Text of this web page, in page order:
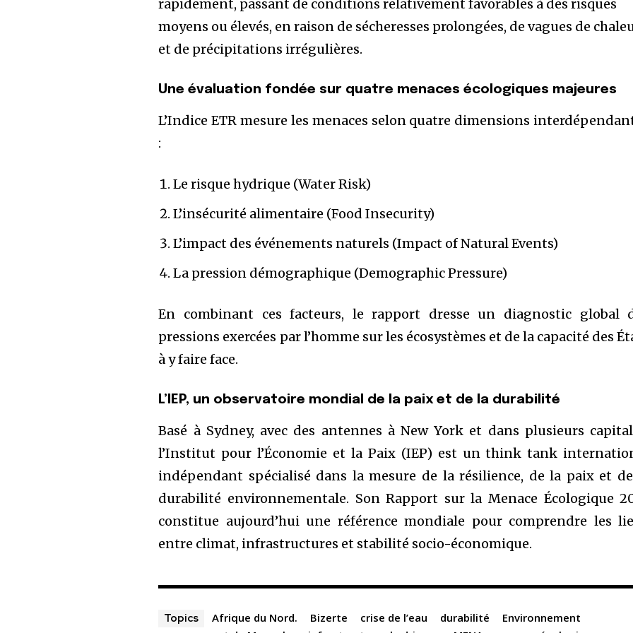
rapidement, passant de conditions relativement favorables à des risques
moyens ou élevés, en raison de sécheresses prolongées, de vagues de
et de précipitations irrégulières.
Une évaluation fondée sur quatre menaces écologiques majeures
L’Indice ETR mesure les menaces selon quatre dimensions
:
Le risque hydrique (Water Risk)
L’insécurité alimentaire (Food Insecurity)
L’impact des événements naturels (Impact of Natural Events)
La pression démographique (Demographic Pressure)
En combinant ces facteurs, le rapport dresse un diagnostic global
pressions exercées par l’homme sur les écosystèmes et de la capacité des
à y faire face.
L’IEP, un observatoire mondial de la paix et de la durabilité
Basé à Sydney, avec des antennes à New York et dans plusieurs
l’Institut pour l’Économie et la Paix (IEP) est un think tank
indépendant spécialisé dans la mesure de la résilience, de la paix et
durabilité environnementale. Son Rapport sur la Menace Écologique
constitue aujourd’hui une référence mondiale pour comprendre les
entre climat, infrastructures et stabilité socio-économique.
Topics Afrique du Nord. Bizerte crise de l’eau durabilité
Environnement